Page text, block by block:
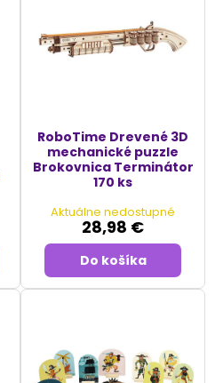
RoboTime Drevené 3D
mechanické puzzle
Brokovnica Terminátor
170 ks
Aktuálne nedostupné
28,98 €
Do košíka